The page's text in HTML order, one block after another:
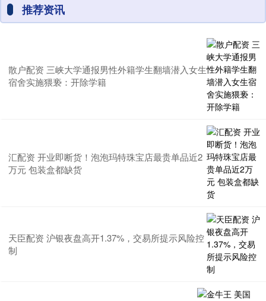
推荐资讯
散户配资 三峡大学通报男性外籍学生翻墙潜入女生
宿舍实施猥亵：开除学籍
汇配资 开业即断货！泡泡玛特珠宝店最贵单品近2
万元 包装盒都缺货
天臣配资 沪银夜盘高开1.37%，交易所提示风险控
制